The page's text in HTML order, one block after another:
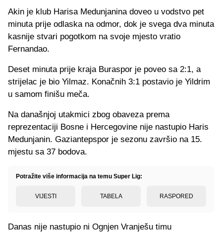
Akin je klub Harisa Medunjanina doveo u vodstvo pet
minuta prije odlaska na odmor, dok je svega dva minuta
kasnije stvari pogotkom na svoje mjesto vratio
Fernandao.
Deset minuta prije kraja Buraspor je poveo sa 2:1, a
strijelac je bio Yilmaz. Konačnih 3:1 postavio je Yildrim
u samom finišu meča.
Na današnjoj utakmici zbog obaveza prema
reprezentaciji Bosne i Hercegovine nije nastupio Haris
Medunjanin. Gaziantepspor je sezonu završio na 15.
mjestu sa 37 bodova.
Potražite više informacija na temu Super Lig:
VIJESTI TABELA RASPORED
Danas nije nastupio ni Ognjen Vranješu timu